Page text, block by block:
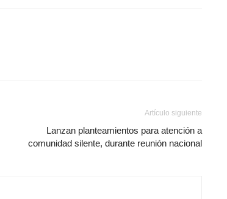
Artículo siguiente
Lanzan planteamientos para atención a
comunidad silente, durante reunión nacional